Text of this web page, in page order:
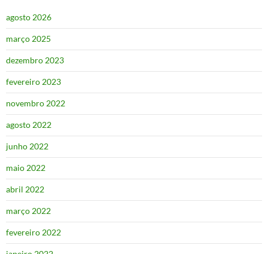
agosto 2026
março 2025
dezembro 2023
fevereiro 2023
novembro 2022
agosto 2022
junho 2022
maio 2022
abril 2022
março 2022
fevereiro 2022